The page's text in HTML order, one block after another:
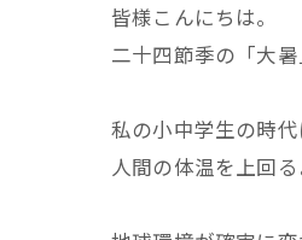
皆様こんにちは。
二十四節季の「大
私の小中学生の時
人間の体温を上回